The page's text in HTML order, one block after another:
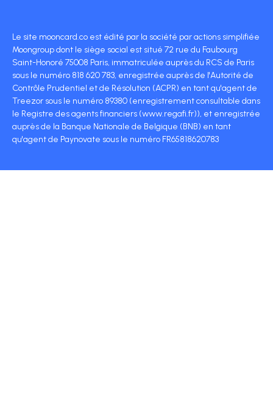
Le site mooncard.co est édité par la société par actions simplifiée
Moongroup dont le siège social est situé 72 rue du Faubourg
Saint-Honoré 75008 Paris, immatriculée auprès du RCS de Paris
sous le numéro 818 620 783, enregistrée auprès de l'Autorité de
Contrôle Prudentiel et de Résolution (ACPR) en tant qu'agent de
Treezor sous le numéro 89380 (enregistrement consultable dans
le Registre des agents financiers (www.regafi.fr)), et enregistrée
auprès de la Banque Nationale de Belgique (BNB) en tant
qu'agent de Paynovate sous le numéro FR65818620783